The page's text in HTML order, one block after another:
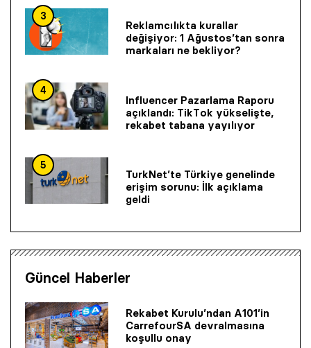
3
Reklamcılıkta kurallar
değişiyor: 1 Ağustos’tan sonra
markaları ne bekliyor?
4
Influencer Pazarlama Raporu
açıklandı: TikTok yükselişte,
rekabet tabana yayılıyor
5
TurkNet’te Türkiye genelinde
erişim sorunu: İlk açıklama
geldi
Güncel Haberler
Rekabet Kurulu’ndan A101’in
CarrefourSA devralmasına
koşullu onay